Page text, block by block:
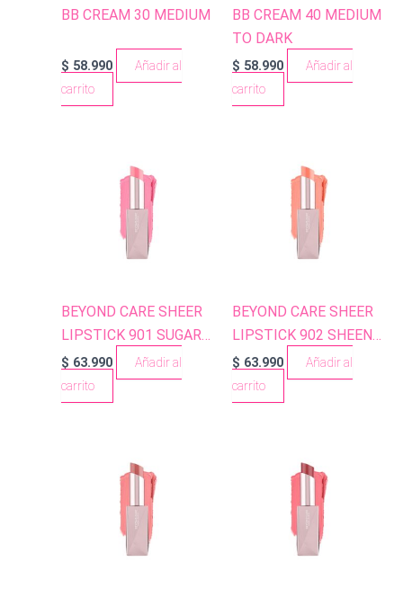
BB CREAM 30 MEDIUM
$ 58.990
Añadir al
carrito
BB CREAM 40 MEDIUM
TO DARK
$ 58.990
Añadir al
carrito
BEYOND CARE SHEER
LIPSTICK 901 SUGAR
PINK
$ 63.990
Añadir al
carrito
BEYOND CARE SHEER
LIPSTICK 902 SHEEN
APRICOT
$ 63.990
Añadir al
carrito